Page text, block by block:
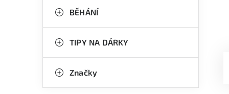
BĚHÁNÍ
TIPY NA DÁRKY
Značky